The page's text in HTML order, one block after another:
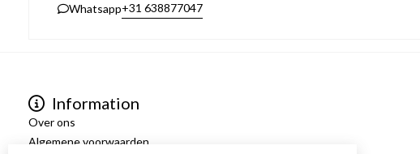
Whatsapp+31 638877047
Information
Over ons
Algemene voorwaarden